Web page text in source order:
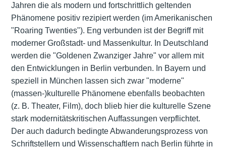
Jahren die als modern und fortschrittlich geltenden
Phänomene positiv rezipiert werden (im Amerikanischen
"Roaring Twenties"). Eng verbunden ist der Begriff mit
moderner Großstadt- und Massenkultur. In Deutschland
werden die "Goldenen Zwanziger Jahre" vor allem mit
den Entwicklungen in Berlin verbunden. In Bayern und
speziell in München lassen sich zwar "moderne"
(massen-)kulturelle Phänomene ebenfalls beobachten
(z. B. Theater, Film), doch blieb hier die kulturelle Szene
stark modernitätskritischen Auffassungen verpflichtet.
Der auch dadurch bedingte Abwanderungsprozess von
Schriftstellern und Wissenschaftlern nach Berlin führte in